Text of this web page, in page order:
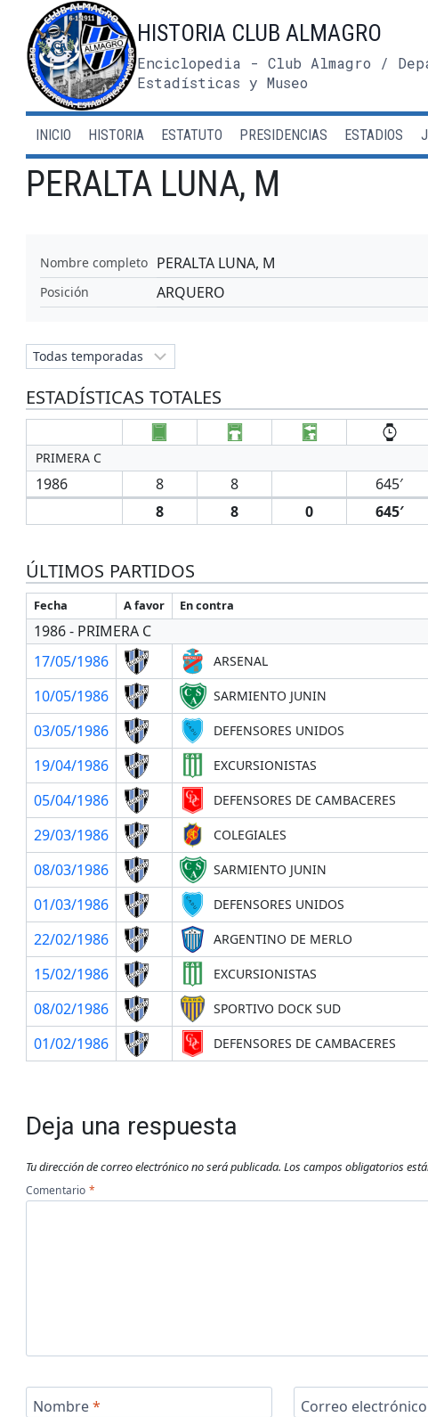
contenido
HISTORIA CLUB ALMAGRO
Enciclopedia - Club Almagro /
Estadísticas y Museo
INICIO HISTORIA ESTATUTO PRESIDENCIAS ESTADIOS
PERALTA LUNA, M
Nombre completo PERALTA LUNA, M
Posición ARQUERO
ESTADÍSTICAS TOTALES
PRIMERA C
1986 8 8 645′
8
8 0 645′
ÚLTIMOS PARTIDOS
Fecha A favor En contra
1986 - PRIMERA C
17/05/1986
ARSENAL
10/05/1986
SARMIENTO JUNIN
03/05/1986
DEFENSORES UNIDOS
19/04/1986
EXCURSIONISTAS
05/04/1986
DEFENSORES DE CAMBACERES
29/03/1986
COLEGIALES
08/03/1986
SARMIENTO JUNIN
01/03/1986
DEFENSORES UNIDOS
22/02/1986
ARGENTINO DE MERLO
15/02/1986
EXCURSIONISTAS
08/02/1986
SPORTIVO DOCK SUD
01/02/1986
DEFENSORES DE CAMBACERES
Deja una respuesta
Tu dirección de correo electrónico no será publicada. Los campos obligatorios
Comentario *
Nombre* Correo electrónico